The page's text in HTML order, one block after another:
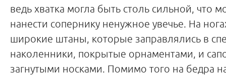
ведь хватка могла быть столь сильной, что
нанести сопернику ненужное увечье. На
широкие штаны, которые заправлялись в
наколенники, покрытые орнаментами, и
загнутыми носками. Помимо того на бедра